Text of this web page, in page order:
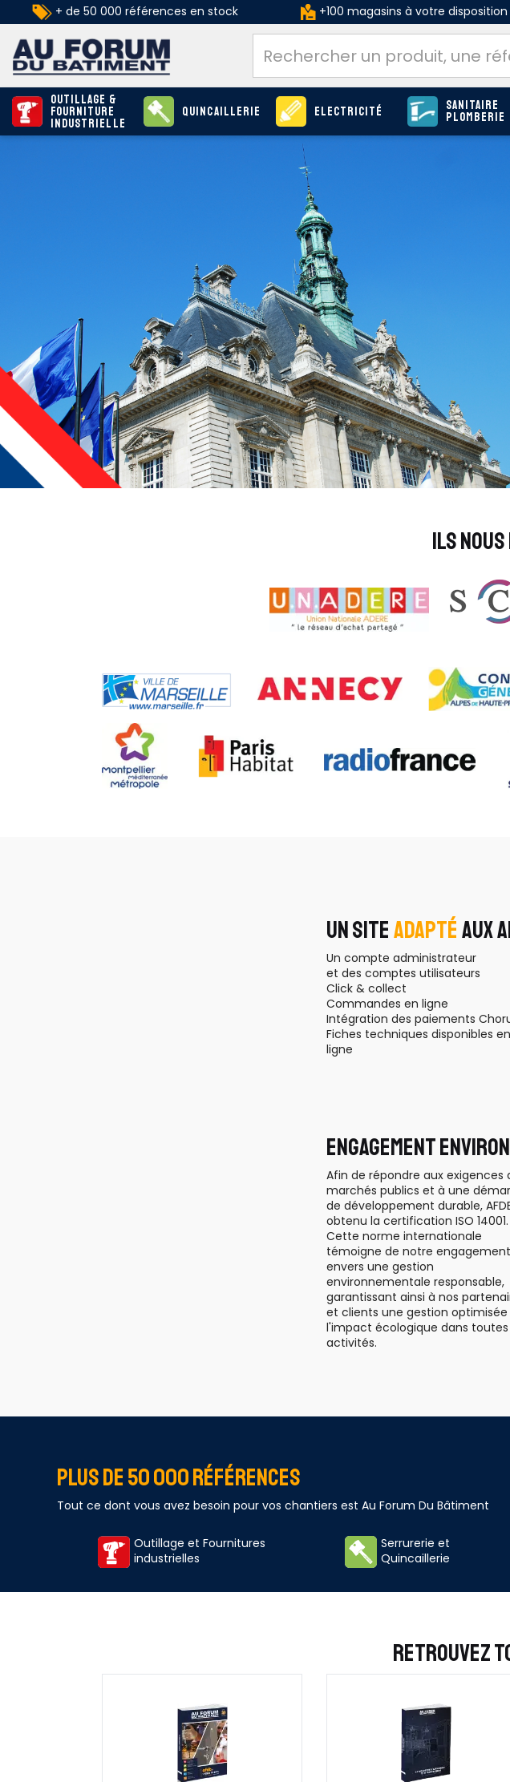
+ de 50 000 références en stock +100 magasins à votre disposition
Outillage &
Fourniture
industrielle
Quincaillerie Electricité Sanitaire
Plomberie
ILS
UN SITEADAPTÉAUX
Un compte administrateur
et des comptes utilisateurs
Click & collect
Commandes en ligne
Intégration des paiements
Fiches techniques disponibles en
ligne
ENGAGEMENT
Afin de répondre aux exigences
marchés publics et à une
de développement durable,
obtenu la certification ISO 14001.
Cette norme internationale
témoigne de notre engagement
envers une gestion
environnementale responsable,
garantissant ainsi à nos
et clients une gestion optimisée
l'impact écologique dans toutes
activités.
PLUS DE50 000 RÉFÉRENCES
Tout ce dont vous avez besoin pour vos chantiers est Au Forum Du Bâtiment
Outillage et Fournitures
industrielles
Serrurerie et
Quincaillerie
RETROUVEZ